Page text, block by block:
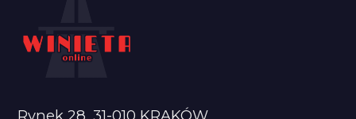
Rynek 28, 31-010 KRAKÓW